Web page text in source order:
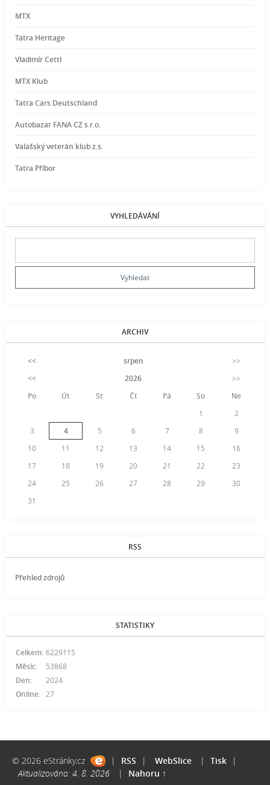
MTX
Tatra Heritage
Vladimír Cettl
MTX Klub
Tatra Cars Deutschland
Autobazar FANA CZ s.r.o.
Valašský veterán klub z.s.
Tatra Příbor
VYHLEDÁVÁNÍ
ARCHIV
<< srpen
>>
<<
2026
>>
Po
Út St Čt Pá So
Ne
1
2
3
4 5 6 7 8
9
10
11 12 13 14 15
16
17
18 19 20 21 22
23
24
25 26 27 28 29
30
31
RSS
Přehled zdrojů
STATISTIKY
Online: 27
Celkem: 6229115
Měsíc:
53868
Den:
2024
© 2026 eStránky.cz | RSS | WebSlice | Tisk
|
Aktualizováno: 4. 8. 2026
| Nahoru ↑